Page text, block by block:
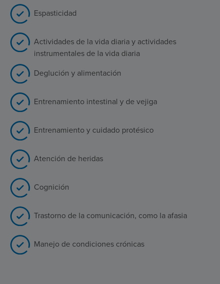
Espasticidad
Actividades de la vida diaria y actividades
instrumentales de la vida diaria
Deglución y alimentación
Entrenamiento intestinal y de vejiga
Entrenamiento y cuidado protésico
Atención de heridas
Cognición
Trastorno de la comunicación, como la afasia
Manejo de condiciones crónicas